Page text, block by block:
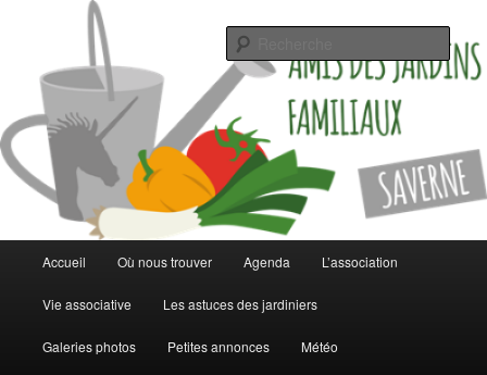
Les jardins familiaux de Saverne
Jardinez malin
principalAller
Aller
Accueil Où nous trouver Agenda L’association
Vie associative Les astuces des jardiniers
Galeries photos Petites annonces Météo